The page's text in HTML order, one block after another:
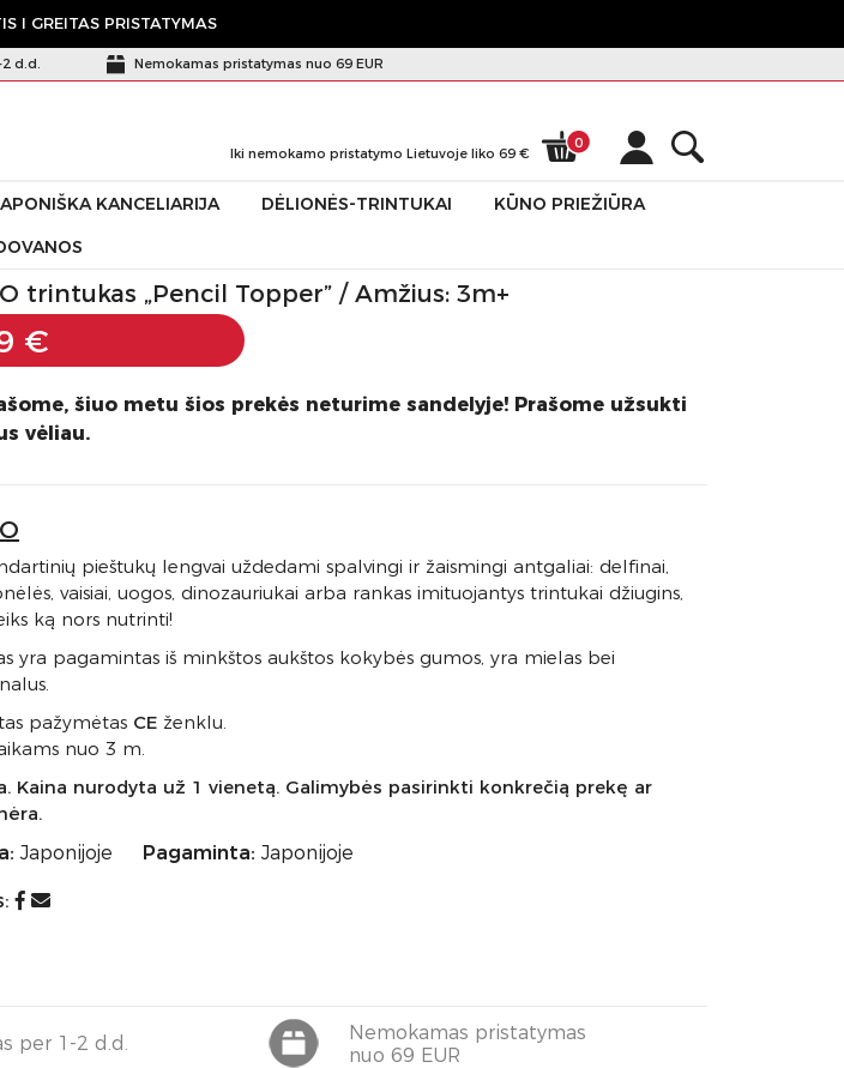
I GREITAS PRISTATYMAS
d.d. Nemokamas pristatymas nuo 69 EUR
Iki nemokamo pristatymo Lietuvoje liko 69 €
0
KANCELIARIJA DĖLIONĖS-TRINTUKAI
KŪNO PRIEŽIŪRA
trintukas „Pencil Topper” / Amžius: 3m+
€
šiuo metu šios prekės neturime sandelyje! Prašome užsukti
vėliau.
pieštukų lengvai uždedami spalvingi ir žaismingi antgaliai: delfinai,
vaisiai, uogos, dinozauriukai arba rankas imituojantys trintukai džiugins,
ką nors nutrinti!
yra pagamintas iš minkštos aukštos kokybės gumos, yra mielas bei
pažymėtas CE ženklu.
nuo 3 m.
Kaina nurodyta už 1 vienetą. Galimybės pasirinkti konkrečią prekę ar
Japonijoje Pagaminta: Japonijoje
per 1-2 d.d.
Nemokamas pristatymas
nuo 69 EUR